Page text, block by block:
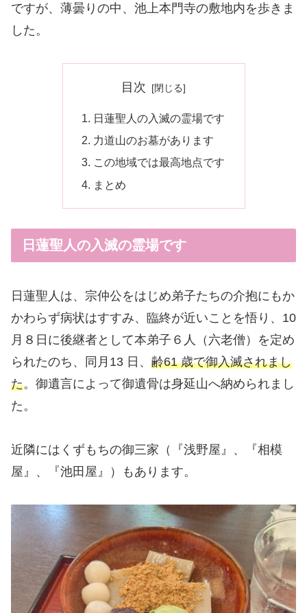
ですが、薄曇りの中、池上本門寺の敷地内を歩きま
した。
目次
日蓮聖人の入滅の霊場です
力道山のお墓があります
この地域では最高地点です
まとめ
日蓮聖人の入滅の霊場です
日蓮聖人は、宗仲公をはじめ弟子たちの介抱にもか
かわらず病状はすすみ、臨終が近いことを悟り、10
月８日に後継者として本弟子６人（六老僧）を定め
られたのち、同月13 日、 齢61 歳で御入滅されまし
た。御遺言によって御遺骨は身延山へ納められまし
た。
近隣にはくずもちの御三家（『浅野屋』、『相模
屋』、『池田屋』）もあります。